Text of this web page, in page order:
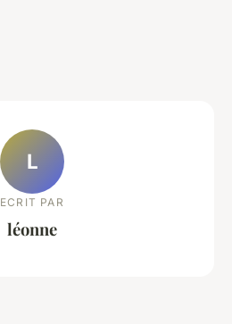
L
ECRIT PAR
léonne